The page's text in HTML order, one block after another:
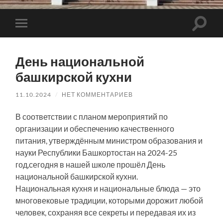
День национальной
башкирской кухни
11.10.2024 / НЕТ КОММЕНТАРИЕВ
В соответствии с планом мероприятий по
организации и обеспечению качественного
питания, утверждённым министром образования и
науки Республики Башкортостан на 2024-25
год,сегодня в нашей школе прошёл День
национальной башкирской кухни.
Национальная кухня и национальные блюда — это
многовековые традиции, которыми дорожит любой
человек, сохраняя все секреты и передавая их из